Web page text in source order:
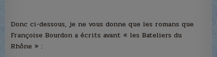
Donc ci-dessous, je ne vous donne que les romans que
Françoise Bourdon a écrits avant « les Bateliers du
Rhône » :